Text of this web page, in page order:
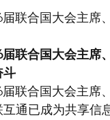
联合国大会主席
联合国大会主席
斗
合国大会主席
通已成为共享信